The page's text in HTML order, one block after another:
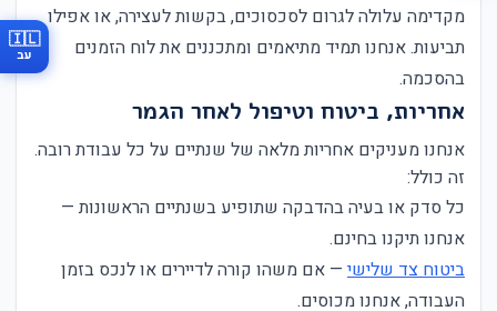
מקדימה עלולה לגרום לסכסוכים, בקשות לעצירה, או אפילו
תביעות. אנחנו תמיד מתיאמים ומתכננים את לוח הזמנים
בהסכמה.
אחריות, ביטוח וטיפול לאחר הגמר
אנחנו מעניקים אחריות מלאה של שנתיים על כל עבודת רובה.
זה כולל:
כל סדק או בעיה בהדבקה שתופיע בשנתיים הראשונות —
אנחנו תיקנו בחינם.
ביטוח צד שלישי — אם משהו קורה לדיירים או לנכס בזמן
העבודה, אנחנו מכוסים.
🇮🇱
עב